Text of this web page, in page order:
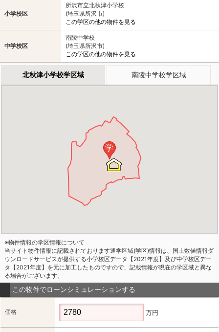
小学校区
所沢市立北秋津小学校
(埼玉県所沢市)
この学区の他の物件を見る
中学校区
南陵中学校
(埼玉県所沢市)
この学区の他の物件を見る
北秋津小学校学区域 南陵中学校学区域
学
※物件情報の学区情報について
当サイト物件情報に記載されております通学区域(学区)情報は、国土数値情報ダ
ウンロードサービスが提供する小学校区データ【2021年度】及び中学校区デー
タ【2021年度】を元に加工したものですので、記載情報が現在の学区域と異な
る場合がございます。
この物件でローンシミュレーションする
価格 万円